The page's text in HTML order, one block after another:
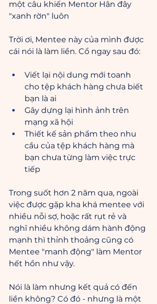
một câu khiến Mentor Hân đây
"xanh rờn" luôn
Trời ơi, Mentee này của mình được
cái nói là làm liền. Cổ ngay sau đó:
Viết lại nội dung mới toanh
cho tệp khách hàng chưa biết
bạn là ai
Gây dựng lại hình ảnh trên
mạng xã hội
Thiết kế sản phẩm theo nhu
cầu của tệp khách hàng mà
bạn chưa từng làm việc trực
tiếp
Trong suốt hơn 2 năm qua, ngoài
việc được gặp kha khá mentee với
nhiều nỗi sợ, hoặc rất rụt rẻ và
nghĩ nhiều không dám hành động
mạnh thì thỉnh thoảng cũng có
Mentee "manh động" làm Mentor
hết hồn như vậy.
Nói là làm nhưng kết quả có đến
liền không? Có đó - nhưng là một